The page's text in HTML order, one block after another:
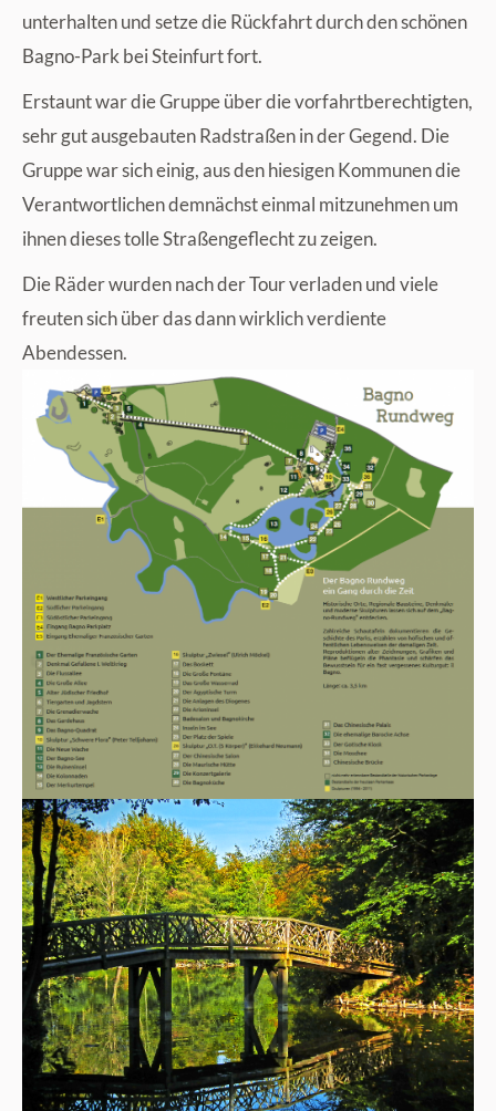
unterhalten und setze die Rückfahrt durch den schönen
Bagno-Park bei Steinfurt fort.
Erstaunt war die Gruppe über die vorfahrtberechtigten,
sehr gut ausgebauten Radstraßen in der Gegend. Die
Gruppe war sich einig, aus den hiesigen Kommunen die
Verantwortlichen demnächst einmal mitzunehmen um
ihnen dieses tolle Straßengeflecht zu zeigen.
Die Räder wurden nach der Tour verladen und viele
freuten sich über das dann wirklich verdiente
Abendessen.